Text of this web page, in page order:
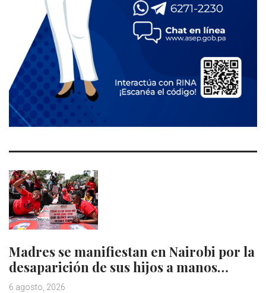
Madres se manifiestan en Nairobi por la
desaparición de sus hijos a manos…
6 agosto, 2026